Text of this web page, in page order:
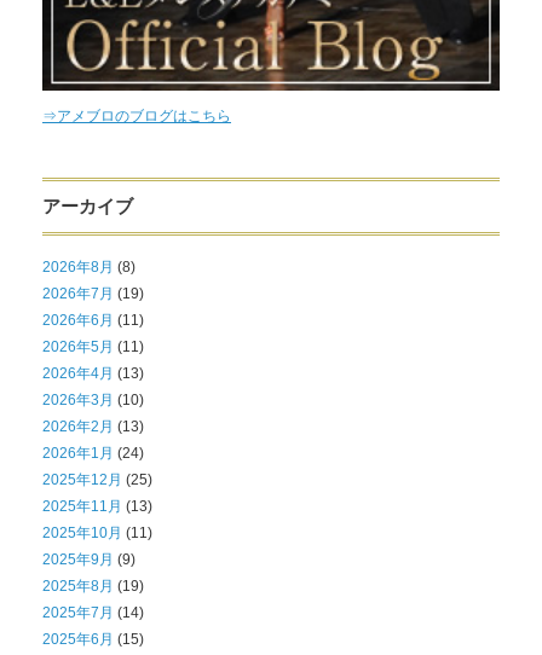
⇒アメブロのブログはこちら
アーカイブ
2026年8月 (8)
2026年7月 (19)
2026年6月 (11)
2026年5月 (11)
2026年4月 (13)
2026年3月 (10)
2026年2月 (13)
2026年1月 (24)
2025年12月 (25)
2025年11月 (13)
2025年10月 (11)
2025年9月 (9)
2025年8月 (19)
2025年7月 (14)
2025年6月 (15)